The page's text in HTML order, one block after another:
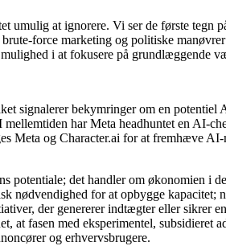
umulig at ignorere. Vi ser de første
force marketing og politiske
i at fokusere på grundlæggende
signalerer bekymringer om en
har Meta headhuntet en AI-
Meta og Character.ai for at fremhæve
det handler om økonomien i
nødvendighed for at opbygge
der genererer indtægter eller sikrer
at fasen med eksperimentel,
og erhvervsbrugere.